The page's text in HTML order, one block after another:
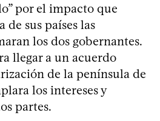
por el impacto que
sus países las
los dos gobernantes.
llegar a un acuerdo
de la península de
los intereses y
partes.